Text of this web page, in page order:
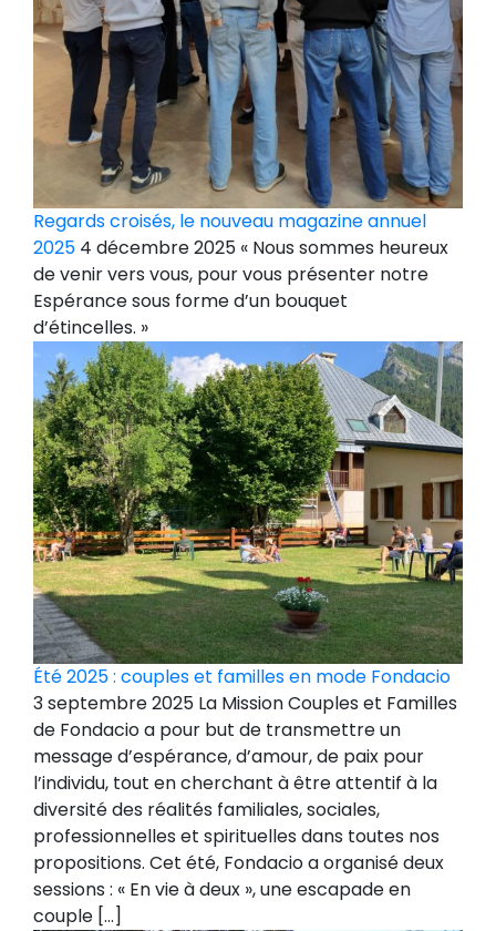
Regards croisés, le nouveau magazine annuel
2025 4 décembre 2025 « Nous sommes heureux
de venir vers vous, pour vous présenter notre
Espérance sous forme d’un bouquet
d’étincelles. »
Été 2025 : couples et familles en mode Fondacio
3 septembre 2025 La Mission Couples et Familles
de Fondacio a pour but de transmettre un
message d’espérance, d’amour, de paix pour
l’individu, tout en cherchant à être attentif à la
diversité des réalités familiales, sociales,
professionnelles et spirituelles dans toutes nos
propositions. Cet été, Fondacio a organisé deux
sessions : « En vie à deux », une escapade en
couple […]